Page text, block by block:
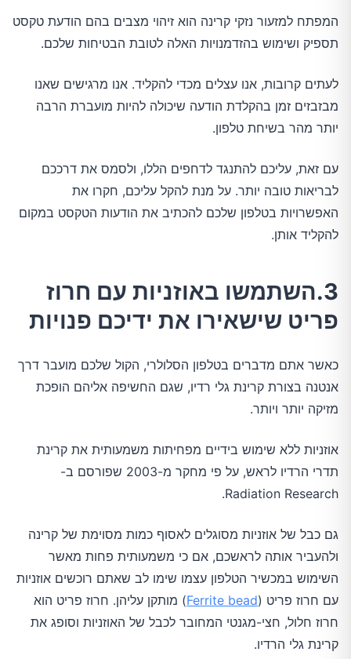
המפתח למזעור נזקי קרינה הוא זיהוי מצבים בהם הודעת טקסט
תספיק ושימוש בהזדמנויות האלה לטובת הבטיחות שלכם.
לעתים קרובות, אנו עצלים מכדי להקליד. אנו מרגישים שאנו
מבזבזים זמן בהקלדת הודעה שיכולה להיות מועברת הרבה
יותר מהר בשיחת טלפון.
עם זאת, עליכם להתנגד לדחפים הללו, ולסמס את דרככם
לבריאות טובה יותר. על מנת להקל עליכם, חקרו את
האפשרויות בטלפון שלכם להכתיב את הודעות הטקסט במקום
להקליד אותן.
3.השתמשו באוזניות עם חרוז
פריט שישאירו את ידיכם פנויות
כאשר אתם מדברים בטלפון הסלולרי, הקול שלכם מועבר דרך
אנטנה בצורת קרינת גלי רדיו, שגם החשיפה אליהם הופכת
מזיקה יותר ויותר.
אוזניות ללא שימוש בידיים מפחיתות משמעותית את קרינת
תדרי הרדיו לראש, על פי מחקר מ-2003 שפורסם ב-
Radiation Research.
גם כבל של אוזניות מסוגלים לאסוף כמות מסוימת של קרינה
ולהעביר אותה לראשכם, אם כי משמעותית פחות מאשר
השימוש במכשיר הטלפון עצמו שימו לב שאתם רוכשים אוזניות
עם חרוז פריט (Ferrite bead) מותקן עליהן. חרוז פריט הוא
חרוז חלול, חצי-מגנטי המחובר לכבל של האוזניות וסופג את
קרינת גלי הרדיו.